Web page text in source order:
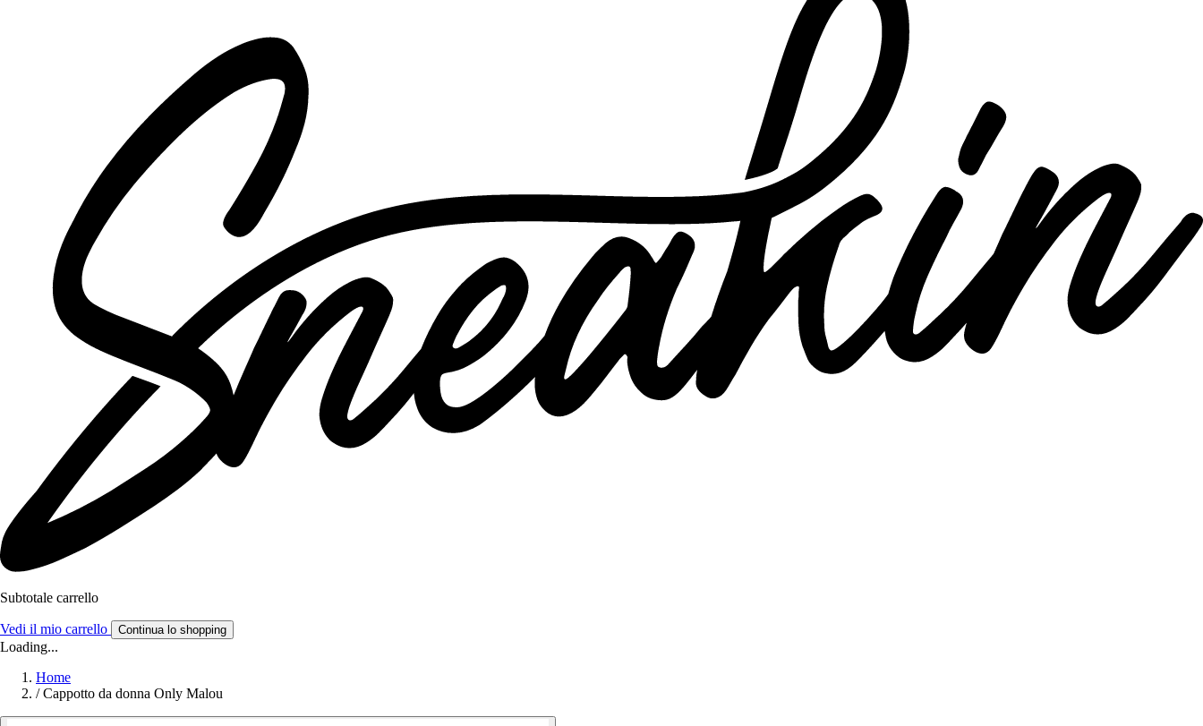
Subtotale carrello
Vedi il mio carrello Continua lo shopping
Loading...
Home
/ Cappotto da donna Only Malou